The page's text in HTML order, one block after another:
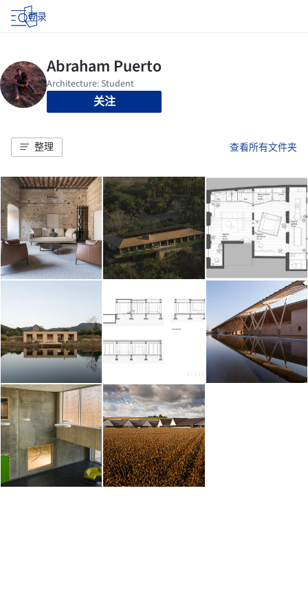
登录
关注
整理 查看所有文件夹